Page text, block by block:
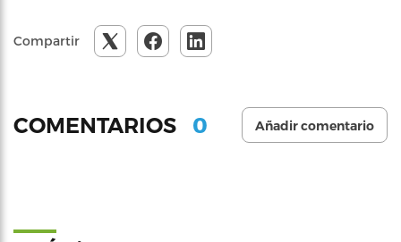
Compartir
COMENTARIOS 0 Añadir comentario